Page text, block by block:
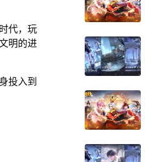
代，玩
明的进
投入到